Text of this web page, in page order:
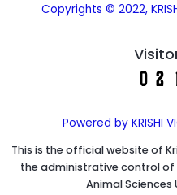
Copyrights © 2022,
Powered by KRISHI
This is the official website of
the administrative control of
Animal Sciences